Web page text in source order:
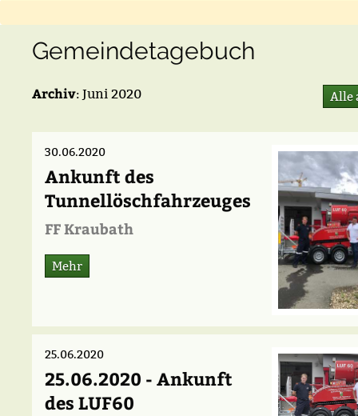
Gemeindetagebuch
Archiv: Juni 2020 Alle
30.06.2020
Ankunft des
Tunnellöschfahrzeuges
FF Kraubath
Mehr
25.06.2020
25.06.2020 - Ankunft
des LUF60